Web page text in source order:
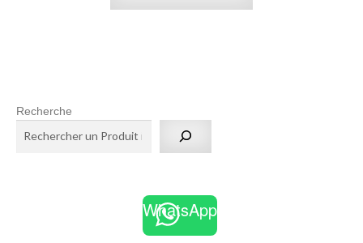
Recherche
WhatsApp